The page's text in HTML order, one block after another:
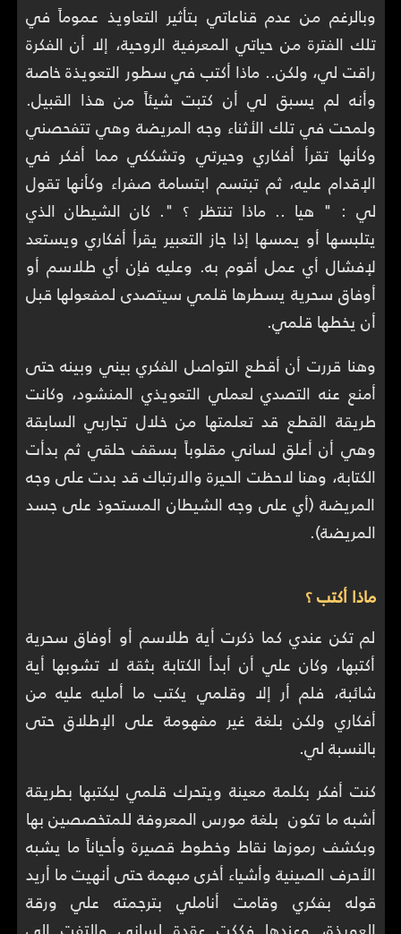
وبالرغم من عدم قناعاتي بتأثير التعاويذ عموماً في
تلك الفترة من حياتي المعرفية الروحية، إلا أن الفكرة
راقت لي، ولكن.. ماذا أكتب في سطور التعويذة خاصة
وأنه لم يسبق لي أن كتبت شيئاً من هذا القبيل.
ولمحت في تلك الأثناء وجه المريضة وهي تتفحصني
وكأنها تقرأ أفكاري وحيرتي وتشككي مما أفكر في
الإقدام عليه، ثم تبتسم ابتسامة صفراء وكأنها تقول
لي : " هيا .. ماذا تنتظر ؟ ". كان الشيطان الذي
يتلبسها أو يمسها إذا جاز التعبير يقرأ أفكاري ويستعد
لإفشال أي عمل أقوم به. وعليه فإن أي طلاسم أو
أوفاق سحرية يسطرها قلمي سيتصدى لمفعولها قبل
أن يخطها قلمي.
وهنا قررت أن أقطع التواصل الفكري بيني وبينه حتى
أمنع عنه التصدي لعملي التعويذي المنشود، وكانت
طريقة القطع قد تعلمتها من خلال تجاربي السابقة
وهي أن أعلق لساني مقلوباً بسقف حلقي ثم بدأت
الكتابة، وهنا لاحظت الحيرة والارتباك قد بدت على وجه
المريضة (أي على وجه الشيطان المستحوذ على جسد
المريضة).
ماذا أكتب ؟
لم تكن عندي كما ذكرت أية طلاسم أو أوفاق سحرية
أكتبها، وكان علي أن أبدأ الكتابة بثقة لا تشوبها أية
شائبة، فلم أر إلا وقلمي يكتب ما أمليه عليه من
أفكاري ولكن بلغة غير مفهومة على الإطلاق حتى
بالنسبة لي.
كنت أفكر بكلمة معينة ويتحرك قلمي ليكتبها بطريقة
أشبه ما تكون بلغة مورس المعروفة للمتخصصين بها
وبكشف رموزها نقاط وخطوط قصيرة وأحياناً ما يشبه
الأحرف الصينية وأشياء أخرى مبهمة حتى أنهيت ما أريد
قوله بفكري وقامت أناملي بترجمته علي ورقة